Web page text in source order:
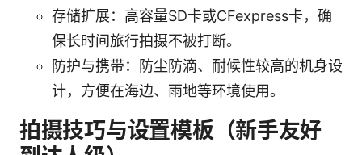
存储扩展：高容量SD卡或CFexpress卡，确
保长时间旅行拍摄不被打断。
防护与携带：防尘防滴、耐候性较高的机身设
计，方便在海边、雨地等环境使用。
拍摄技巧与设置模板（新手友好